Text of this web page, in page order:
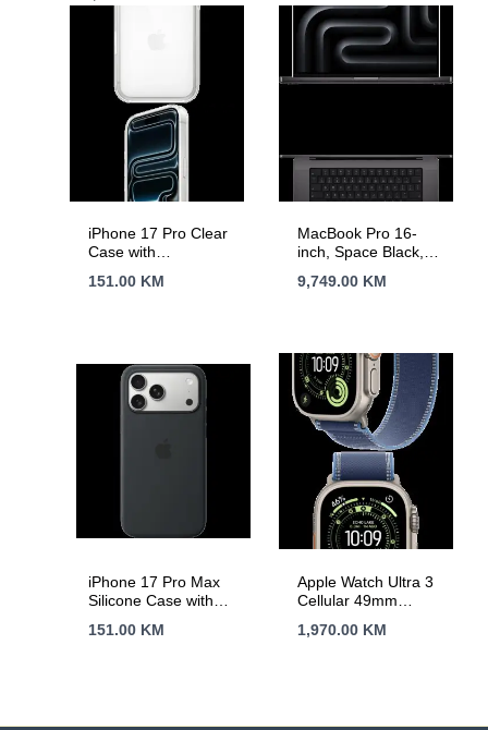
iPhone 17 Pro Clear
Case with
A3564
151.00 KM
MacBook Pro 16-
inch, Space Black,
M5 MAX, 18C CPU,
C Power Adapter,2TB
SSD storage,3x TB5,
HDMI, SDXC,
MagSafe 3,Touch
ID,XDR
display,Standard
display,Force Touch
Trackpad,
KEYBOARD-INT
9,749.00 KM
iPhone 17 Pro Max
Silicone Case with
Black,Model A3560
151.00 KM
Apple Watch Ultra 3
Cellular 49mm
Case with Blue/Bright
1,970.00 KM